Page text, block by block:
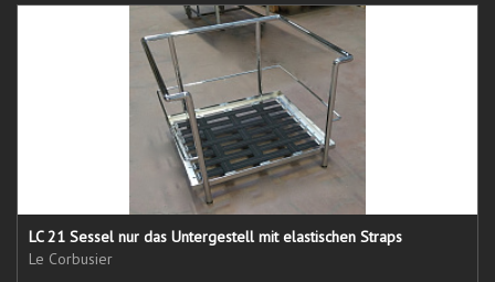
LC 21 Sessel nur das Untergestell mit elastischen Straps
Le Corbusier